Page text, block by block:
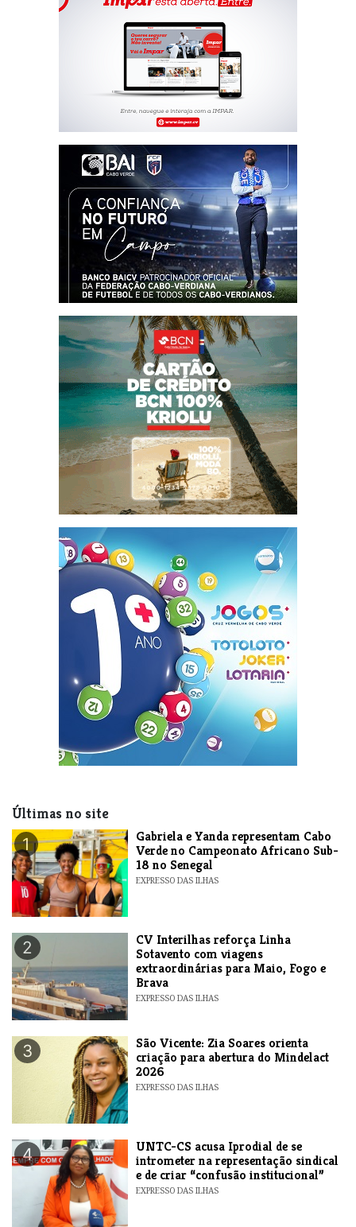
Últimas no site
1
Gabriela e Yanda representam Cabo
Verde no Campeonato Africano Sub-
18 no Senegal
EXPRESSO DAS ILHAS
2
​CV Interilhas reforça Linha
Sotavento com viagens
extraordinárias para Maio, Fogo e
Brava
EXPRESSO DAS ILHAS
3
São Vicente: Zia Soares orienta
criação para abertura do Mindelact
2026
EXPRESSO DAS ILHAS
4
UNTC-CS acusa Iprodial de se
intrometer na representação sindical
e de criar “confusão institucional”
EXPRESSO DAS ILHAS